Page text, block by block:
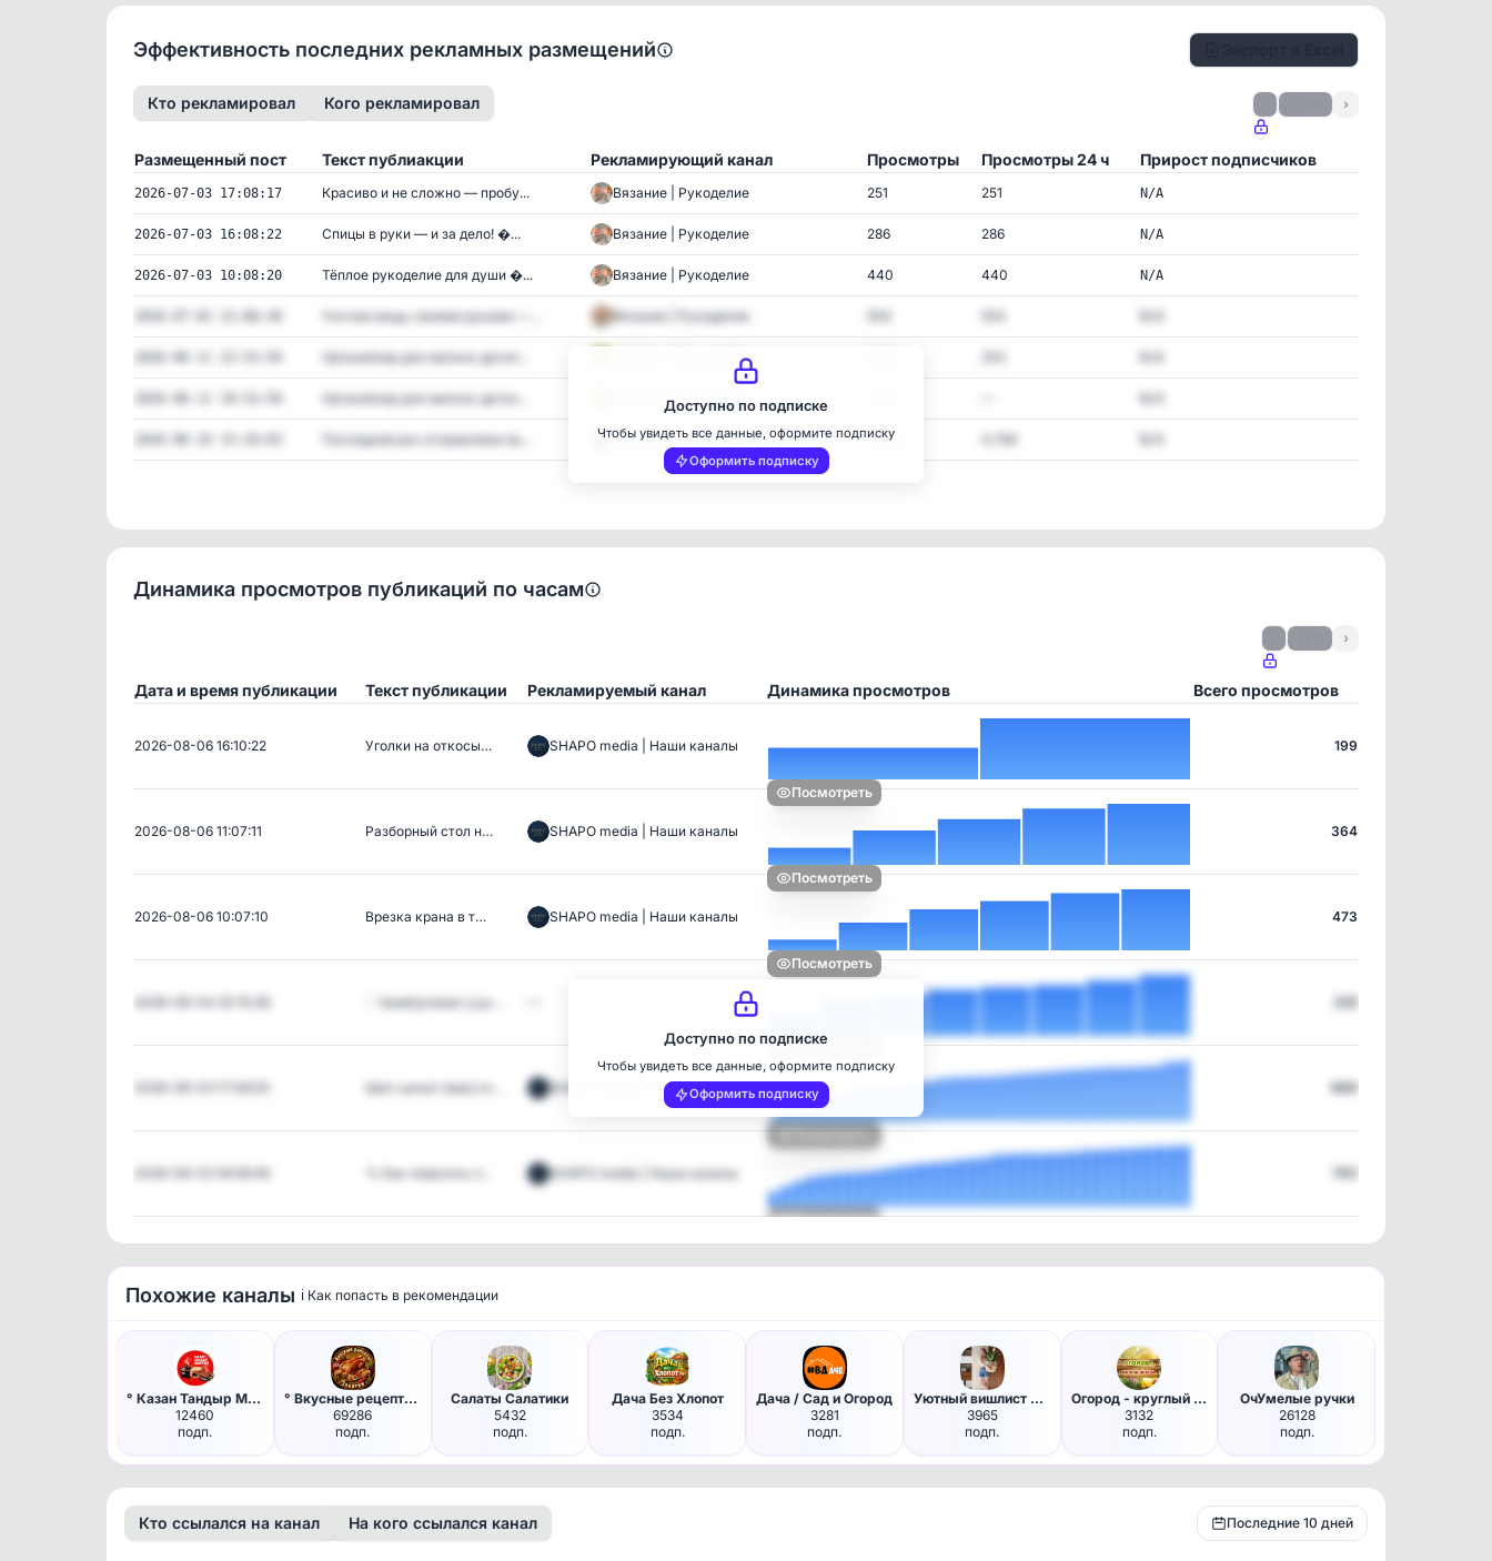
Эффективность последних рекламных размещений
Кто рекламировал Кого рекламировал ›
Размещенный пост Текст публиакции Рекламирующий канал Просмотры Просмотры 24 ч Прирост подписчиков
2026-07-03 17:08:17 Красиво и не сложно — пробу... Вязание | Рукоделие 251 251 N/A
2026-07-03 16:08:22 Спицы в руки — и за дело! ... Вязание | Рукоделие 286 286 N/A
2026-07-03 10:08:20 Тёплое рукоделие для души ... Вязание | Рукоделие 440 440 N/A
Уютная вещь своими руками —... Вязание | Рукоделие
Органайзер для мелких детал... Халява • Все скидки
Органайзер для мелких детал... Халява • Все скидки
Последний раз отправляем пр... ° Вкусные рецепты и Закатки ° 6,956
Доступно по подписке
Чтобы увидеть все данные, оформите подписку
Оформить подписку
Динамика просмотров публикаций по часам
›
Дата и время публикации Текст публикации Рекламируемый канал Динамика просмотров Всего просмотров
2026-08-06 16:10:22 Уголки на откосы… SHAPO media | Наши каналы
Посмотреть
199
2026-08-06 11:07:11 Разборный стол н… SHAPO media | Наши каналы
Посмотреть
364
2026-08-06 10:07:10 Врезка крана в т… SHAPO media | Наши каналы
Посмотреть
473
♡ Бамбуковая суш…
Посмотреть
Шип-шкант вместо… SHAPO media | Наши каналы
Посмотреть
869
🔧 Как повесить п… SHAPO media | Наши каналы
Посмотреть
793
Доступно по подписке
Чтобы увидеть все данные, оформите подписку
Оформить подписку
Похожие каналы ℹ️ Как попасть в рекомендации
° Казан Тандыр Мангал - готов…
12460
подп.
° Вкусные рецепты и Закатки °
69286
подп.
Салаты Салатики
5432
подп.
Дача Без Хлопот
3534
подп.
Дача / Сад и Огород
3281
подп.
Уютный вишлист Ди ❤️
3965
подп.
Огород - круглый год | Сад, Д…
3132
подп.
ОчУмелые ручки
26128
подп.
Кто ссылался на канал На кого ссылался канал Последние 10 дней